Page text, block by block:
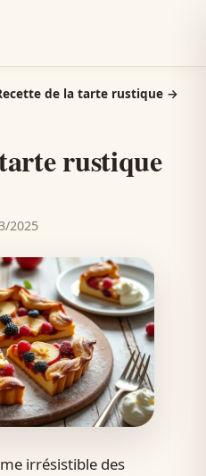
de la tarte rustique →
rustique
2025
irrésistible des